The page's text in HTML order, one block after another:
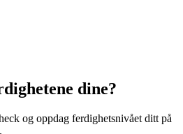
dine?
og oppdag ferdighetsnivået ditt på